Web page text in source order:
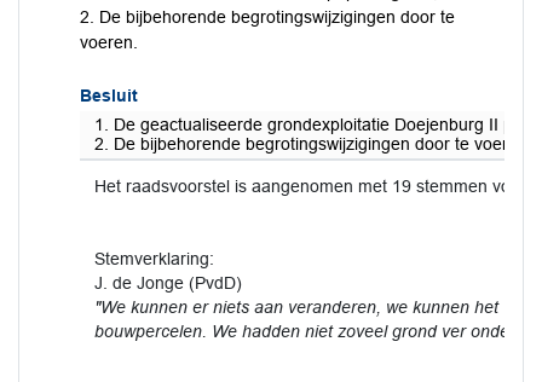
2. De bijbehorende begrotingswijzigingen door te
voeren.
Besluit
1. De geactualiseerde grondexploitatie Doejenburg II
2. De bijbehorende begrotingswijzigingen door te voeren.
Het raadsvoorstel is aangenomen met 19 stemmen voor
Stemverklaring:
J. de Jonge (PvdD)
"We kunnen er niets aan veranderen, we kunnen het
bouwpercelen. We hadden niet zoveel grond ver onder